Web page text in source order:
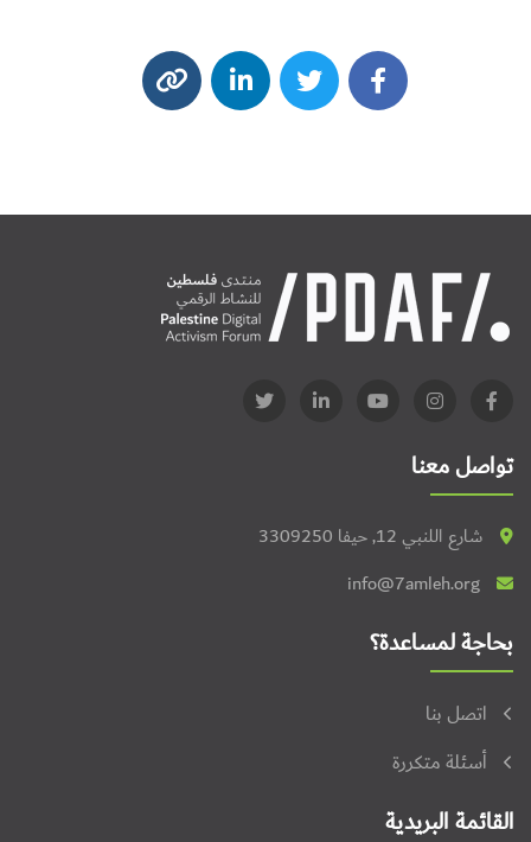
تواصل معنا
شارع اللنبي 12, حيفا 3309250
info@7amleh.org
بحاجة لمساعدة؟
اتصل بنا
أسئلة متكررة
القائمة البريدية